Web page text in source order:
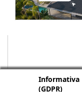
Informativa
(GDPR)